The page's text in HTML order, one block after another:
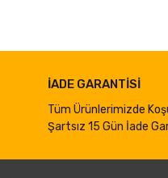
İADE GARANTİSİ
Tüm Ürünlerimizde
Şartsız 15 Gün İade